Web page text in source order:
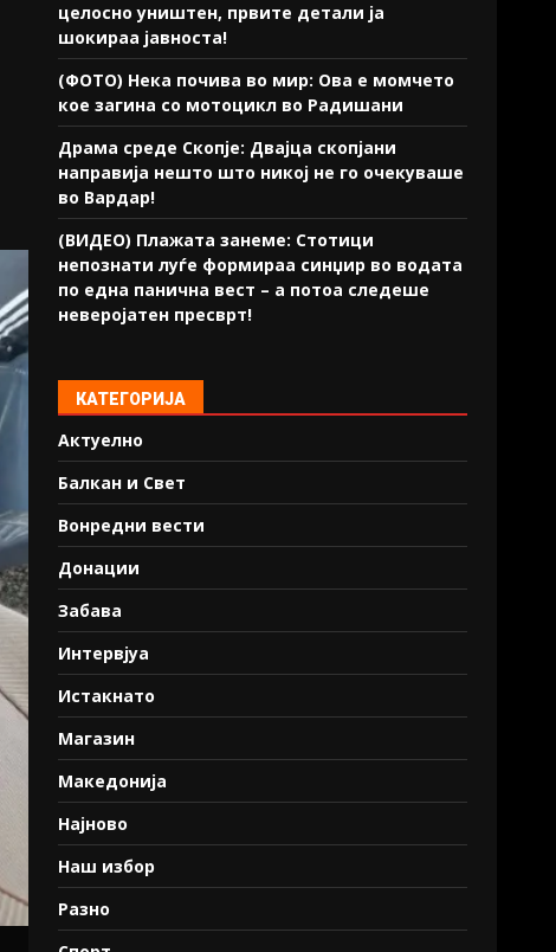
целосно уништен, првите детали ја
шокираа јавноста!
(ФОТО) Нека почива во мир: Ова е момчето
кое загина со мотоцикл во Радишани
Драма среде Скопје: Двајца скопјани
направија нешто што никој не го очекуваше
во Вардар!
(ВИДЕО) Плажата занеме: Стотици
непознати луѓе формираа синџир во водата
по една панична вест – а потоа следеше
неверојатен пресврт!
КАТЕГОРИЈА
Актуелно
Балкан и Свет
Вонредни вести
Донации
Забава
Интервјуа
Истакнато
Магазин
Македонија
Најново
Наш избор
Разно